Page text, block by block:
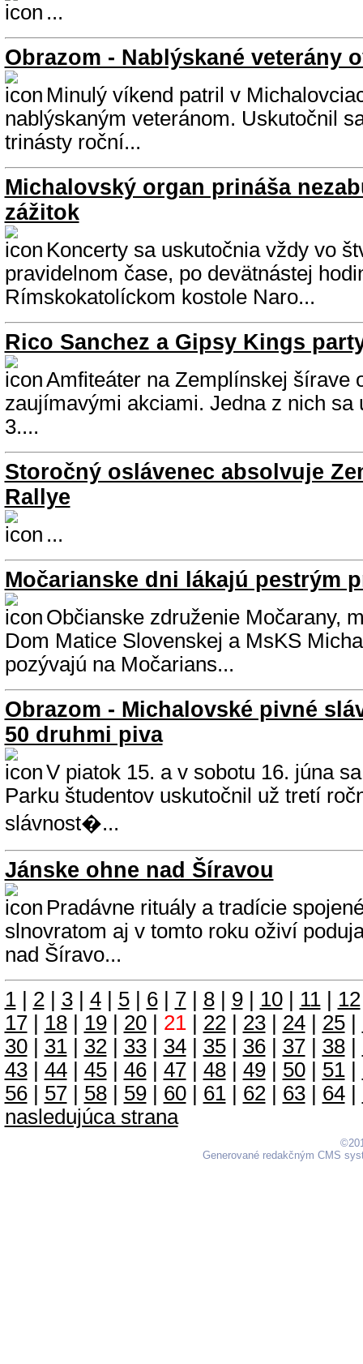
...
Obrazom - Nablýskané veterány
Minulý víkend patril v
nablýskaným veteránom. Uskutočnil
trinásty roční...
Michalovský organ prináša
zážitok
Koncerty sa uskutočnia vždy vo
pravidelnom čase, po devätnástej
Rímskokatolíckom kostole Naro...
Rico Sanchez a Gipsy Kings
Amfiteáter na Zemplínskej šírave
zaujímavými akciami. Jedna z nich sa
3....
Storočný oslávenec absolvuje
Rallye
...
Močarianske dni lákajú pestrým
Občianske združenie Močarany,
Dom Matice Slovenskej a MsKS
pozývajú na Močarians...
Obrazom - Michalovské pivné
50 druhmi piva
V piatok 15. a v sobotu 16. júna
Parku študentov uskutočnil už tretí
slávnost�...
Jánske ohne nad Šíravou
Pradávne rituály a tradície
slnovratom aj v tomto roku oživí
nad Šíravo...
1| 2| 3| 4| 5| 6| 7| 8| 9| 10| 11| 12
17| 18| 19| 20| 21| 22| 23| 24| 25|
30| 31| 32| 33| 34| 35| 36| 37| 38|
43| 44| 45| 46| 47| 48| 49| 50| 51|
56| 57| 58| 59| 60| 61| 62| 63| 64|
nasledujúca strana
Generované redakčným CMS